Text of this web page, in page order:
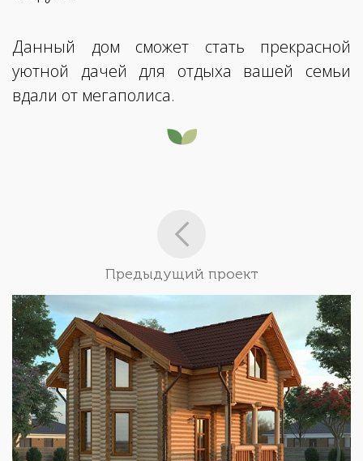
Данный дом сможет стать прекрасной
уютной дачей для отдыха вашей семьи
вдали от мегаполиса.
Предыдущий проект